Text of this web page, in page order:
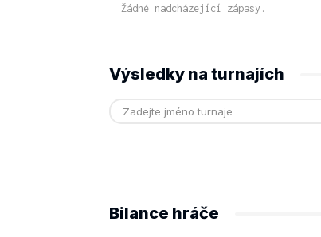
Žádné nadcházející zápasy.
Výsledky na turnajích
Bilance hráče